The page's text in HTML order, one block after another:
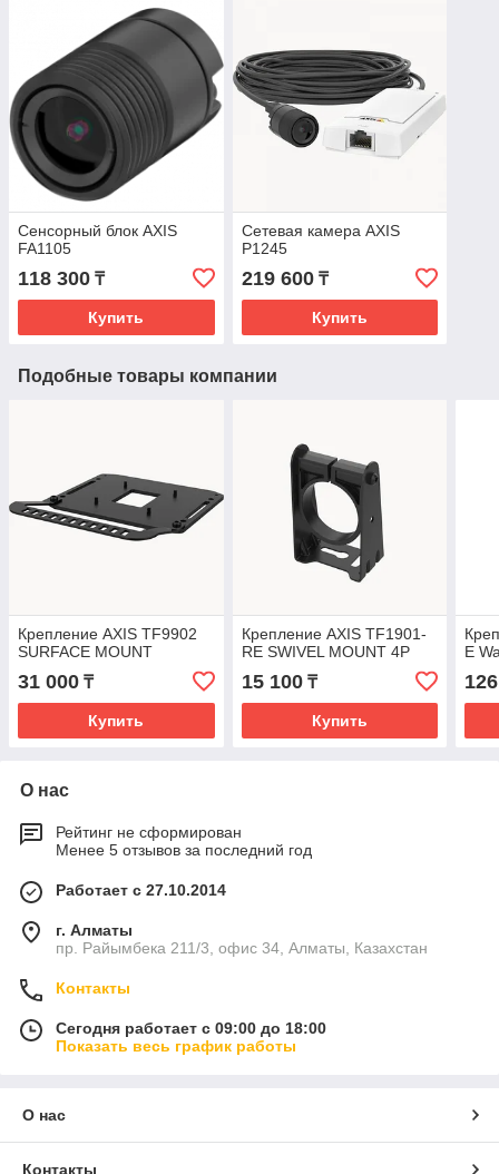
Сенсорный блок AXIS
FA1105
118 300 ₸
Купить
Сетевая камера AXIS
P1245
219 600₸
Купить
Подобные товары компании
Крепление AXIS TF9902
SURFACE MOUNT
31 000 ₸
Купить
Крепление AXIS TF1901-
RE SWIVEL MOUNT 4P
15 100₸
Купить
E
О нас
Рейтинг не сформирован
Менее 5 отзывов за последний год
Работает с 27.10.2014
г. Алматы
пр. Райымбека 211/3, офис 34, Алматы, Казахстан
Контакты
Сегодня работает с 09:00 до 18:00
Показать весь график работы
О нас
Контакты